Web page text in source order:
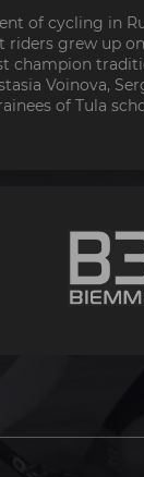
of cycling in
riders grew up
champion
Voinova,
of Tula